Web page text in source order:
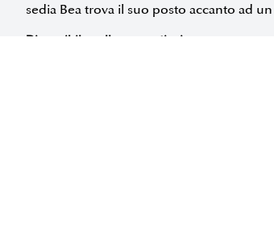
sedia Bea trova il suo posto accanto ad
Disponibile nelle seguenti misure: